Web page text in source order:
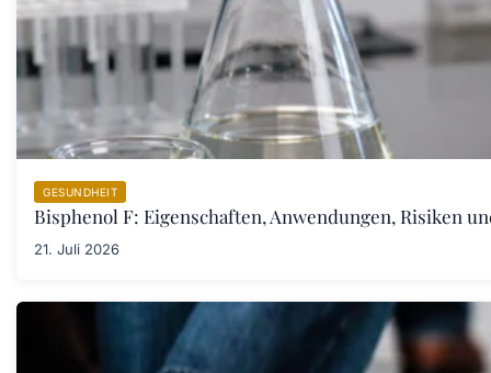
GESUNDHEIT
Bisphenol F: Eigenschaften, Anwendungen, Risiken
21. Juli 2026